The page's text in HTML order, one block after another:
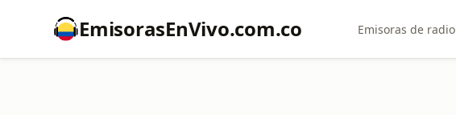
EmisorasEnVivo.com.co Emisoras de radio